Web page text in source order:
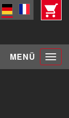
MENÜ Toggle